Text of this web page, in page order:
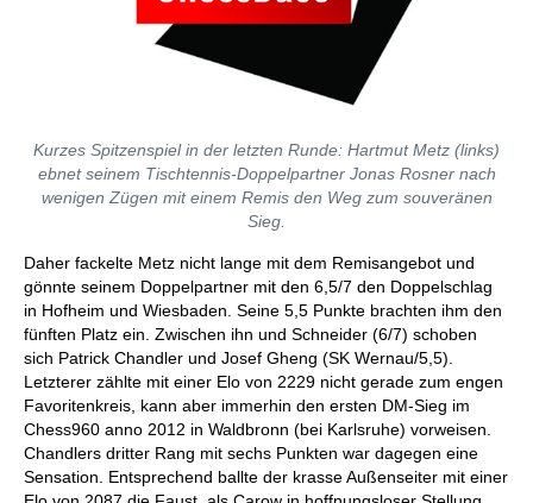
Kurzes Spitzenspiel in der letzten Runde: Hartmut Metz (links)
ebnet seinem Tischtennis-Doppelpartner Jonas Rosner nach
wenigen Zügen mit einem Remis den Weg zum souveränen
Sieg.
Daher fackelte Metz nicht lange mit dem Remisangebot und
gönnte seinem Doppelpartner mit den 6,5/7 den Doppelschlag
in Hofheim und Wiesbaden. Seine 5,5 Punkte brachten ihm den
fünften Platz ein. Zwischen ihn und Schneider (6/7) schoben
sich Patrick Chandler und Josef Gheng (SK Wernau/5,5).
Letzterer zählte mit einer Elo von 2229 nicht gerade zum engen
Favoritenkreis, kann aber immerhin den ersten DM-Sieg im
Chess960 anno 2012 in Waldbronn (bei Karlsruhe) vorweisen.
Chandlers dritter Rang mit sechs Punkten war dagegen eine
Sensation. Entsprechend ballte der krasse Außenseiter mit einer